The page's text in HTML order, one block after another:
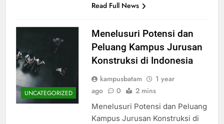
Read Full News
UNCATEGORIZED
Menelusuri Potensi dan
Peluang Kampus Jurusan
Konstruksi di Indonesia
kampusbatam
1 year
ago
0 2 mins
Menelusuri Potensi dan Peluang
Kampus Jurusan Konstruksi di